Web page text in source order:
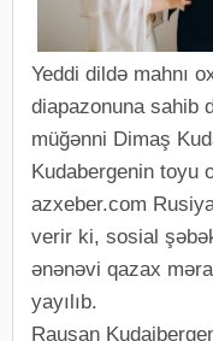
Yeddi dildə mahnı
diapazonuna sahib
müğənni Dimaş
Kudabergenin toyu
azxeber.com
verir ki, sosial
ənənəvi qazax
yayılıb.
Rauşan